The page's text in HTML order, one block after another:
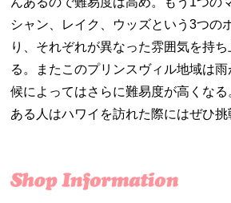
シャン、レイク、ウッズという3つの
り、それぞれが異なった雰囲気を持ち
る。またこのプリンスヴィル地域は
候によってはさらに難易度が高くな
ある人はハワイを訪れた際にはぜひ挑